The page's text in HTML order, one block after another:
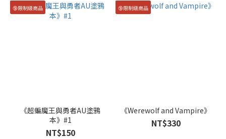
🔞限制級商品
《超蝙魔王與勇者AU塗鴉
本》#1
NT$150
🔞限制級商品
《Werewolf and Vampire》
NT$330